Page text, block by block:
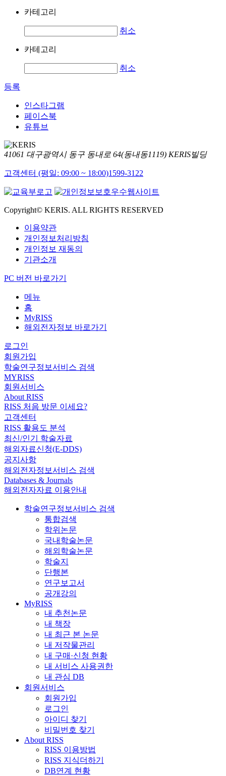
카테고리
취소
카테고리
취소
등록
인스타그램
페이스북
유튜브
41061 대구광역시 동구 동내로 64(동내동1119) KERIS빌딩
고객센터 (평일: 09:00 ~ 18:00)1599-3122
Copyright© KERIS. ALL RIGHTS RESERVED
이용약관
개인정보처리방침
개인정보 재동의
기관소개
PC 버전 바로가기
메뉴
홈
MyRISS
해외전자정보 바로가기
로그인
회원가입
학술연구정보서비스 검색
MYRISS
회원서비스
About RISS
RISS 처음 방문 이세요?
고객센터
RISS 활용도 분석
최신/인기 학술자료
해외자료신청(E-DDS)
공지사항
해외전자정보서비스 검색
Databases & Journals
해외전자자료 이용안내
학술연구정보서비스 검색
통합검색
학위논문
국내학술논문
해외학술논문
학술지
단행본
연구보고서
공개강의
MyRISS
내 추천논문
내 책장
내 최근 본 논문
내 저작물관리
내 구매·신청 현황
내 서비스 사용권한
내 관심 DB
회원서비스
회원가입
로그인
아이디 찾기
비밀번호 찾기
About RISS
RISS 이용방법
RISS 지식더하기
DB연계 현황